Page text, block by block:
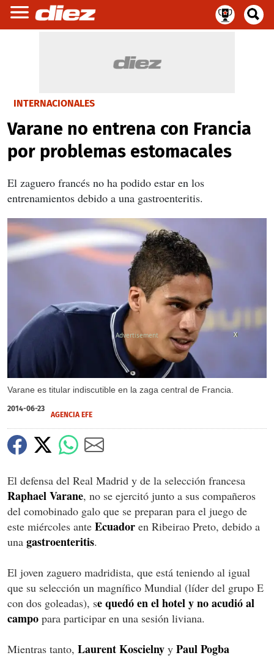
INTERNACIONALES
Varane no entrena con Francia
por problemas estomacales
El zaguero francés no ha podido estar en los
entrenamientos debido a una gastroenteritis.
Varane es titular indiscutible en la zaga central de Francia.
X
2014-06-23
AGENCIA EFE
El defensa del Real Madrid y de la selección francesa
Raphael Varane, no se ejercitó junto a sus compañeros
del comobinado galo que se preparan para el juego de
este miércoles ante Ecuador en Ribeirao Preto, debido a
una gastroenteritis.
El joven zaguero madridista, que está teniendo al igual
que su selección un magnífico Mundial (líder del grupo E
con dos goleadas), se quedó en el hotel y no acudió al
campo para participar en una sesión liviana.
Mientras tanto, Laurent Koscielny y Paul Pogba